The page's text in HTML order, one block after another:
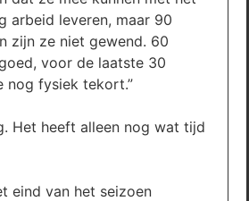
arbeid leveren, maar 90
zijn ze niet gewend. 60
voor de laatste 30
nog fysiek tekort.”
Het heeft alleen nog wat tijd
eind van het seizoen